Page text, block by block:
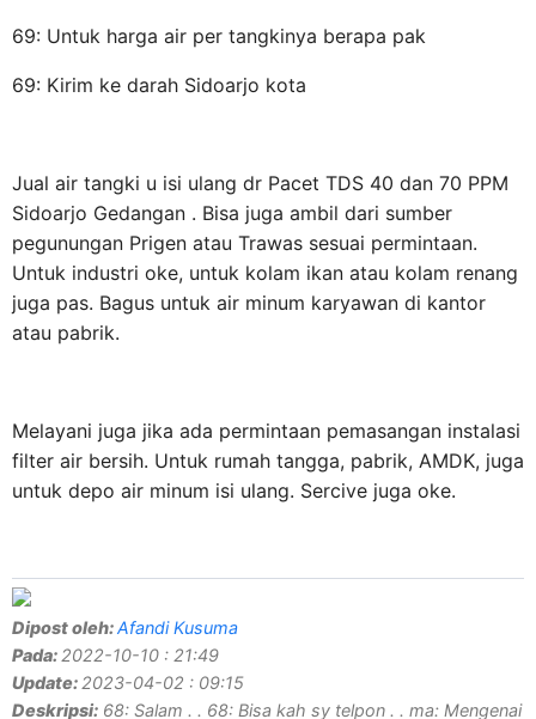
69: Untuk harga air per tangkinya berapa pak
69: Kirim ke darah Sidoarjo kota
Jual air tangki u isi ulang dr Pacet TDS 40 dan 70 PPM
Sidoarjo Gedangan . Bisa juga ambil dari sumber
pegunungan Prigen atau Trawas sesuai permintaan.
Untuk industri oke, untuk kolam ikan atau kolam renang
juga pas. Bagus untuk air minum karyawan di kantor
atau pabrik.
Melayani juga jika ada permintaan pemasangan instalasi
filter air bersih. Untuk rumah tangga, pabrik, AMDK, juga
untuk depo air minum isi ulang. Sercive juga oke.
Dipost oleh:Afandi Kusuma
Pada: 2022-10-10 : 21:49
Update: 2023-04-02 : 09:15
Deskripsi: 68: Salam . . 68: Bisa kah sy telpon . . ma: Mengenai